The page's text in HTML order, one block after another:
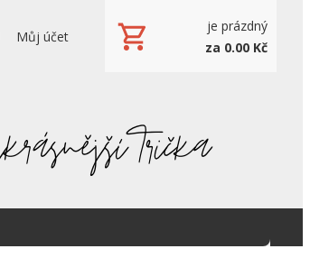
Můj účet
je prázdný
za 0.00 Kč